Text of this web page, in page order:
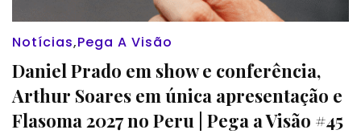
Notícias,Pega A Visão
Daniel Prado em show e conferência,
Arthur Soares em única apresentação e
Flasoma 2027 no Peru | Pega a Visão #45